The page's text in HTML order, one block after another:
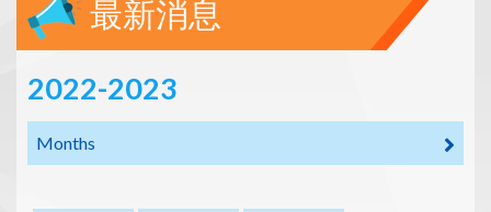
最新消息
2022-2023
Months